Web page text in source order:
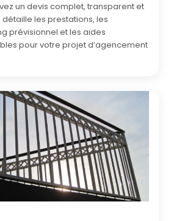
un devis complet, transparent et
les prestations, les
prévisionnel et les aides
pour votre projet d’agencement